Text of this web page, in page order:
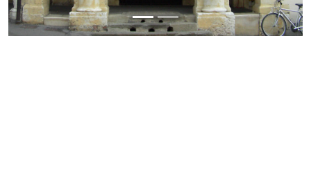
Previous Next